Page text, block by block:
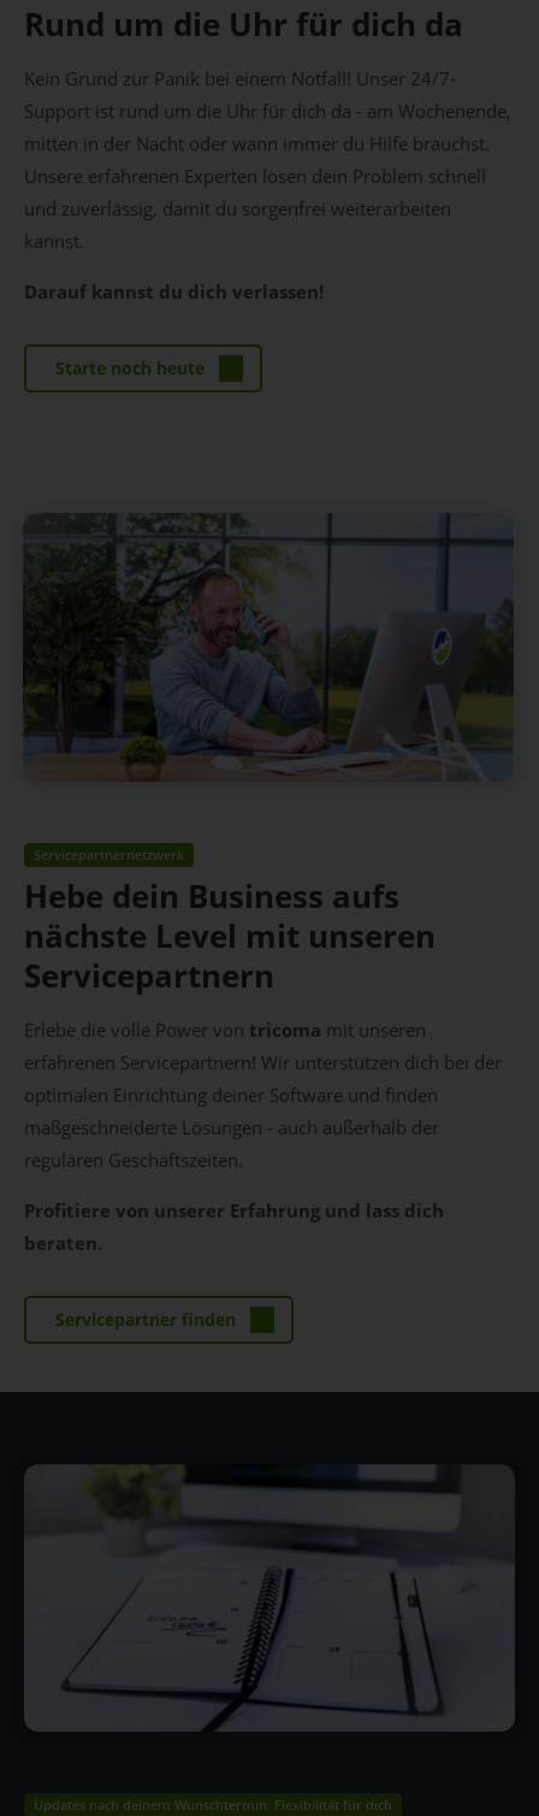
Rund um die Uhr für dich da
Kein Grund zur Panik bei einem Notfall! Unser 24/7-
Support ist rund um die Uhr für dich da - am Wochenende,
mitten in der Nacht oder wann immer du Hilfe brauchst.
Unsere erfahrenen Experten lösen dein Problem schnell
und zuverlässig, damit du sorgenfrei weiterarbeiten
kannst.
Darauf kannst du dich verlassen!
Starte noch heute
Servicepartnernetzwerk
Hebe dein Business aufs
nächste Level mit unseren
Servicepartnern
Erlebe die volle Power von tricoma mit unseren
erfahrenen Servicepartnern! Wir unterstützen dich bei der
optimalen Einrichtung deiner Software und finden
maßgeschneiderte Lösungen - auch außerhalb der
regulären Geschäftszeiten.
Profitiere von unserer Erfahrung und lass dich
beraten.
Servicepartner finden
Updates nach deinem Wunschtermin: Flexibilität für dich